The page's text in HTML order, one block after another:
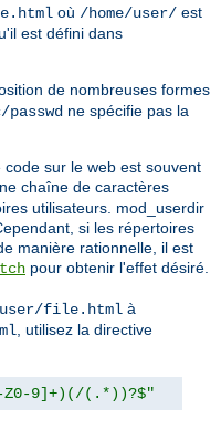
où /home/user/ est
est défini dans
de nombreuses formes
ne spécifie pas la
sur le web est souvent
chaîne de caractères
utilisateurs. mod_userdir
si les répertoires
manière rationnelle, il est
pour obtenir l'effet désiré.
user/file.html à
, utilisez la directive
Z0-9]+)(/(.*))?$"